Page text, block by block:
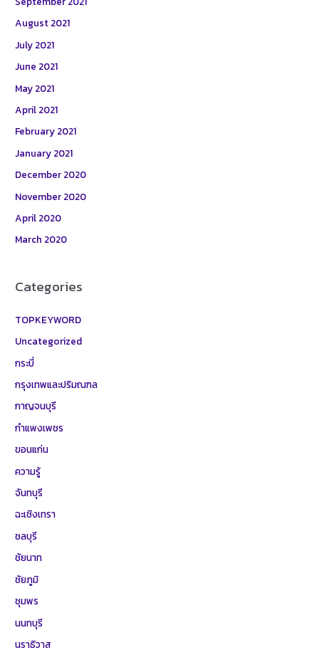
August 2021
July 2021
June 2021
May 2021
April 2021
February 2021
January 2021
December 2020
November 2020
April 2020
March 2020
Categories
TOPKEYWORD
Uncategorized
กระบี่
กรุงเทพและปริมณฑล
กาญจนบุรี
กำแพงเพชร
ขอนแก่น
ความรู้
จันทบุรี
ฉะเชิงเทรา
ชลบุรี
ชัยนาท
ชัยภูมิ
ชุมพร
นนทบุรี
นราธิวาส